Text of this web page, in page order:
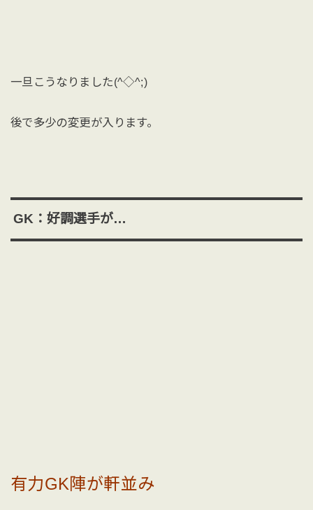
一旦こうなりました(^◇^;)
後で多少の変更が入ります。
GK：好調選手が…
有力GK陣が軒並み